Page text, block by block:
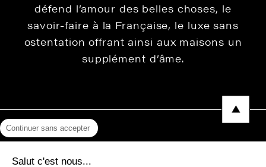
défend l’amour des belles choses, le
savoir-faire à la Française, le luxe sans
ostentation offrant ainsi aux maisons un
supplément d’âme.
Continuer sans accepter
Salut c'est nous...